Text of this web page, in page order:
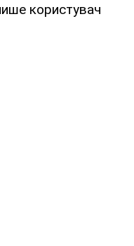
користувач